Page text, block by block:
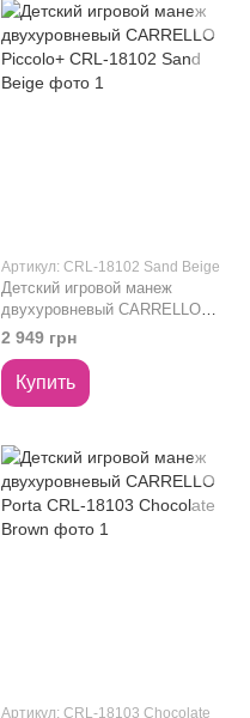
Артикул: CRL-18102 Sand Beige
Детский игровой манеж
двухуровневый CARRELLO
Piccolo+ CRL-18102 Sand Beige
2 949 грн
Купить
Артикул: CRL-18103 Chocolate